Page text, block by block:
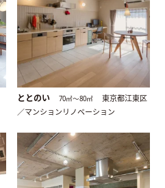
ととのい 70㎡〜80㎡
東京都江東区
／マンションリノベーション